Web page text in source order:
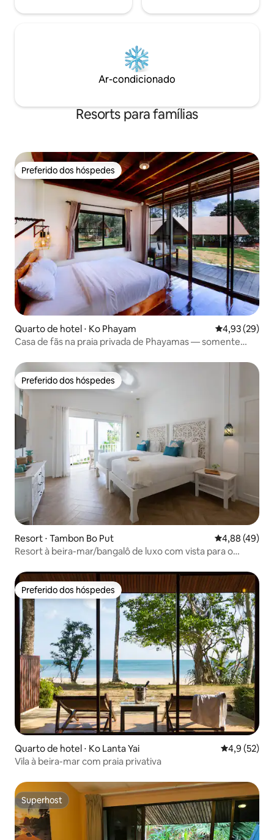
Ar-condicionado
Resorts para famílias
Preferido dos hóspedes
Preferido dos hóspedes
Quarto de hotel ⋅ Ko Phayam 4,93 de uma
4,93 (29)
Casa de fãs na praia privada de Phayamas — somente
Preferido dos hóspedes
Preferido dos hóspedes
Resort ⋅ Tambon Bo Put 4,88 de uma
4,88 (49)
Resort à beira-mar/bangalô de luxo com vista para o
Preferido dos hóspedes
Preferido dos hóspedes
Quarto de hotel ⋅ Ko Lanta Yai 4,9 de uma
4,9 (52)
Vila à beira-mar com praia privativa
Superhost
Superhost